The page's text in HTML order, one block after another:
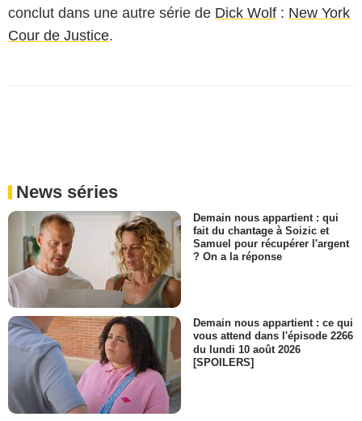
conclut dans une autre série de Dick Wolf : New York
Cour de Justice.
News séries
Demain nous appartient : qui
fait du chantage à Soizic et
Samuel pour récupérer l'argent
? On a la réponse
Demain nous appartient : ce qui
vous attend dans l'épisode 2266
du lundi 10 août 2026
[SPOILERS]